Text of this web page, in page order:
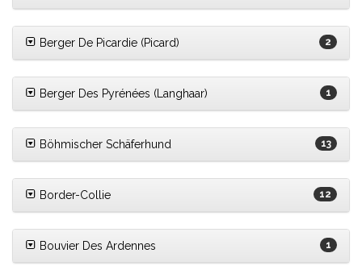
Berger De Picardie (Picard) 2
Berger Des Pyrénées (Langhaar) 1
Böhmischer Schäferhund 13
Border-Collie 12
Bouvier Des Ardennes 1